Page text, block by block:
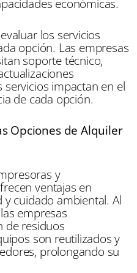
económicas.
los servicios
opción. Las empresas
soporte técnico,
impactan en el
de cada opción.
Opciones de Alquiler
y
ventajas en
cuidado ambiental. Al
empresas
de residuos
son reutilizados y
prolongando su